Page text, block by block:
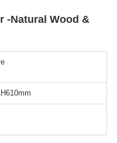
-Natural Wood &